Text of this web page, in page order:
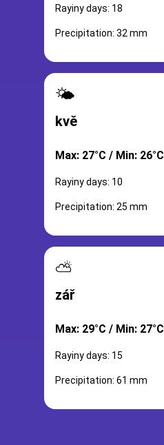
Rayiny days: 18
Precipitation: 32 mm
🌤️
kvě
Max: 27°C / Min: 26°C
Rayiny days: 10
Precipitation: 25 mm
⛅
zář
Max: 29°C / Min: 27°C
Rayiny days: 15
Precipitation: 61 mm